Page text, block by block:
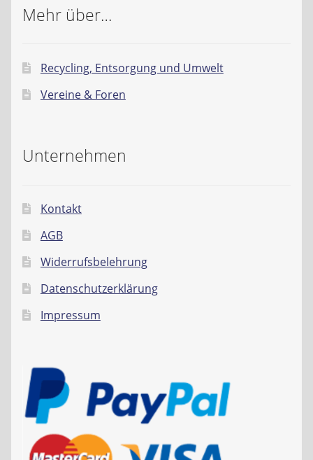
Mehr über…
Recycling, Entsorgung und Umwelt
Vereine & Foren
Unternehmen
Kontakt
AGB
Widerrufsbelehrung
Datenschutzerklärung
Impressum